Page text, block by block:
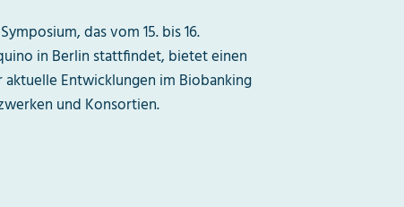
das vom 15. bis 16.
in Berlin stattfindet, bietet einen
Entwicklungen im Biobanking
und Konsortien.